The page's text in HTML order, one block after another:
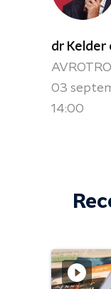
dr Kelder
03
14:00